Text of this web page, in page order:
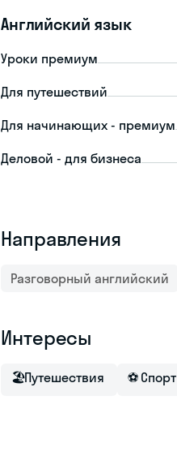
Английский язык
Уроки премиум
Для путешествий
Для начинающих - премиум
Деловой - для бизнеса
Направления
Разговорный английский
Интересы
🏖Путешествия ⚽ Спорт